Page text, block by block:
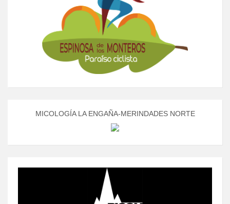
MICOLOGÍA LA ENGAÑA-MERINDADES NORTE